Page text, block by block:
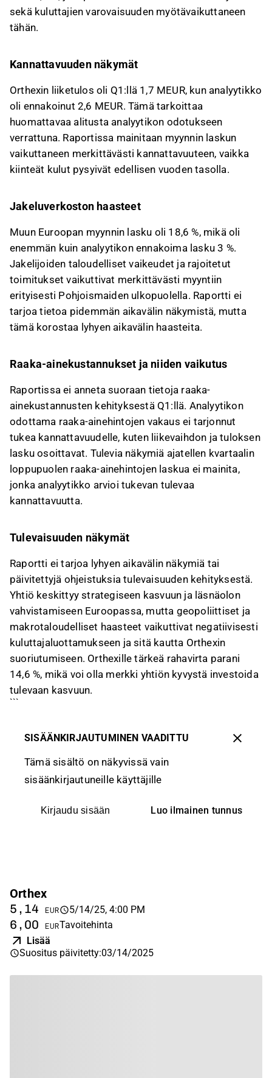
sekä kuluttajien varovaisuuden myötävaikuttaneen
tähän.
Kannattavuuden näkymät
Orthexin liiketulos oli Q1:llä 1,7 MEUR, kun analyytikko
oli ennakoinut 2,6 MEUR. Tämä tarkoittaa
huomattavaa alitusta analyytikon odotukseen
verrattuna. Raportissa mainitaan myynnin laskun
vaikuttaneen merkittävästi kannattavuuteen, vaikka
kiinteät kulut pysyivät edellisen vuoden tasolla.
Jakeluverkoston haasteet
Muun Euroopan myynnin lasku oli 18,6 %, mikä oli
enemmän kuin analyytikon ennakoima lasku 3 %.
Jakelijoiden taloudelliset vaikeudet ja rajoitetut
toimitukset vaikuttivat merkittävästi myyntiin
erityisesti Pohjoismaiden ulkopuolella. Raportti ei
tarjoa tietoa pidemmän aikavälin näkymistä, mutta
tämä korostaa lyhyen aikavälin haasteita.
Raaka-ainekustannukset ja niiden vaikutus
Raportissa ei anneta suoraan tietoja raaka-
ainekustannusten kehityksestä Q1:llä. Analyytikon
odottama raaka-ainehintojen vakaus ei tarjonnut
tukea kannattavuudelle, kuten liikevaihdon ja tuloksen
lasku osoittavat. Tulevia näkymiä ajatellen kvartaalin
loppupuolen raaka-ainehintojen laskua ei mainita,
jonka analyytikko arvioi tukevan tulevaa
kannattavuutta.
Tulevaisuuden näkymät
Raportti ei tarjoa lyhyen aikavälin näkymiä tai
päivitettyjä ohjeistuksia tulevaisuuden kehityksestä.
Yhtiö keskittyy strategiseen kasvuun ja läsnäolon
vahvistamiseen Euroopassa, mutta geopoliittiset ja
makrotaloudelliset haasteet vaikuttivat negatiivisesti
kuluttajaluottamukseen ja sitä kautta Orthexin
suoriutumiseen. Orthexille tärkeä rahavirta parani
14,6 %, mikä voi olla merkki yhtiön kyvystä investoida
tulevaan kasvuun.
```
SISÄÄNKIRJAUTUMINEN VAADITTU
Tämä sisältö on näkyvissä vain
sisäänkirjautuneille käyttäjille
Kirjaudu sisään Luo ilmainen tunnus
Orthex
5,14 EUR 5/14/25, 4:00 PM
6,00 EURTavoitehinta
Lisää
Suositus päivitetty:03/14/2025